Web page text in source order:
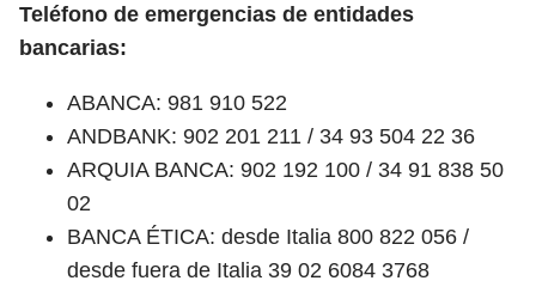
Teléfono de emergencias de entidades
bancarias:
ABANCA: 981 910 522
ANDBANK: 902 201 211 / 34 93 504 22 36
ARQUIA BANCA: 902 192 100 / 34 91 838 50
02
BANCA ÉTICA: desde Italia 800 822 056 /
desde fuera de Italia 39 02 6084 3768